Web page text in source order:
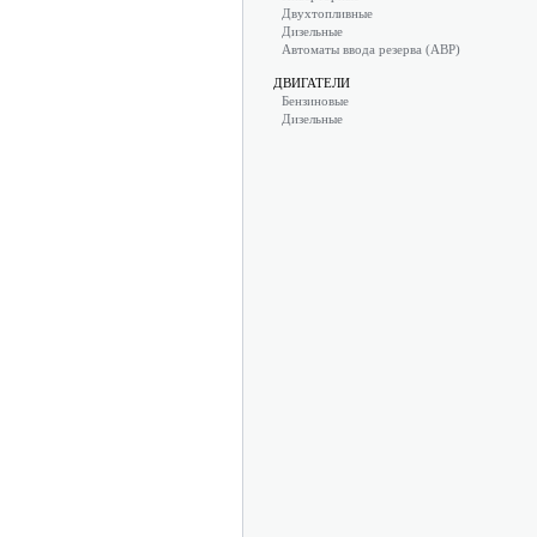
Двухтопливные
Дизельные
Автоматы ввода резерва (АВР)
ДВИГАТЕЛИ
Бензиновые
Дизельные